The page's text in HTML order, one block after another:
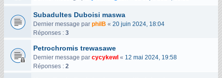
Subadultes Duboisi maswa
Dernier message par philB « 20 juin 2024, 18:04
Réponses : 3
Petrochromis trewasawe
Dernier message par cycykewl « 12 mai 2024, 19:58
Réponses : 2